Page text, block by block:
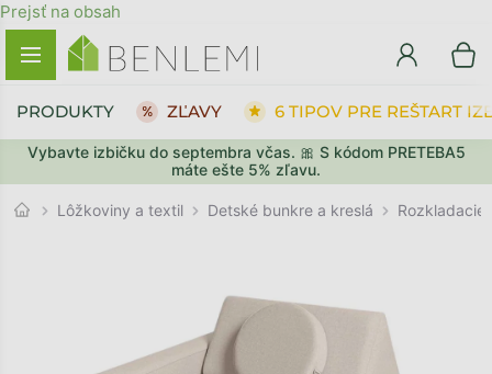
Prejsť na obsah
Vybavte izbičku do septembra včas. 🎀 S kódom PRETEBA5
máte ešte 5% zľavu.
PRODUKTY ZĽAVY 6 TIPOV PRE REŠTART
Lôžkoviny a textil Detské bunkre a kreslá Rozkladacie
SPÄŤ DO OBCHODU PREJSŤ DO KOŠÍKA
SPÄŤ DO OBCHODU PREJSŤ DO KOŠÍKA